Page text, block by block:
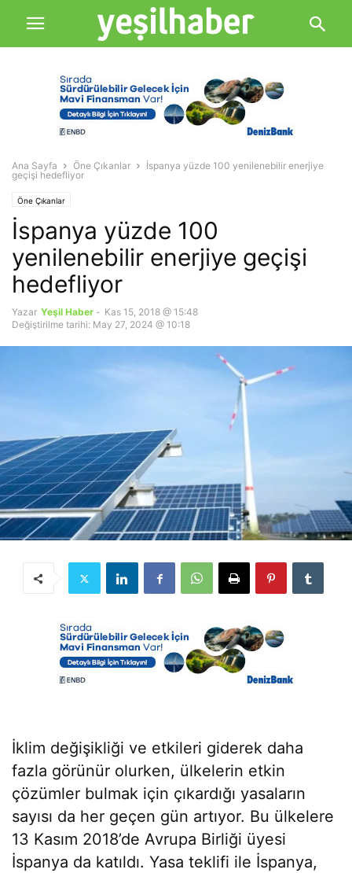
Ana Sayfa Öne Çıkanlar
İspanya yüzde 100 yenilenebilir enerjiye
geçişi hedefliyor
Öne Çıkanlar
İspanya yüzde 100
yenilenebilir enerjiye geçişi
hedefliyor
Yazar Yeşil Haber - Kas 15, 2018 @ 15:48
Değiştirilme tarihi: May 27, 2024 @ 10:18
İklim değişikliği ve etkileri giderek daha
fazla görünür olurken, ülkelerin etkin
çözümler bulmak için çıkardığı yasaların
sayısı da her geçen gün artıyor. Bu ülkelere
13 Kasım 2018’de Avrupa Birliği üyesi
İspanya da katıldı. Yasa teklifi ile İspanya,